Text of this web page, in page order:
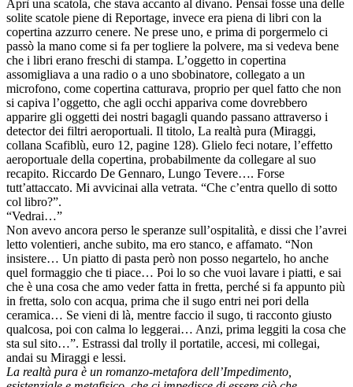
Aprì una scatola, che stava accanto al divano. Pensai fosse una delle
solite scatole piene di Reportage, invece era piena di libri con la
copertina azzurro cenere. Ne prese uno, e prima di porgermelo ci
passò la mano come si fa per togliere la polvere, ma si vedeva bene
che i libri erano freschi di stampa. L’oggetto in copertina
assomigliava a una radio o a uno sbobinatore, collegato a un
microfono, come copertina catturava, proprio per quel fatto che non
si capiva l’oggetto, che agli occhi appariva come dovrebbero
apparire gli oggetti dei nostri bagagli quando passano attraverso i
detector dei filtri aeroportuali. Il titolo, La realtà pura (Miraggi,
collana Scafiblù, euro 12, pagine 128). Glielo feci notare, l’effetto
aeroportuale della copertina, probabilmente da collegare al suo
recapito. Riccardo De Gennaro, Lungo Tevere…. Forse
tutt’attaccato. Mi avvicinai alla vetrata. “Che c’entra quello di sotto
col libro?”.
“Vedrai…”
Non avevo ancora perso le speranze sull’ospitalità, e dissi che l’avrei
letto volentieri, anche subito, ma ero stanco, e affamato. “Non
insistere… Un piatto di pasta però non posso negartelo, ho anche
quel formaggio che ti piace… Poi lo so che vuoi lavare i piatti, e sai
che è una cosa che amo veder fatta in fretta, perché si fa appunto più
in fretta, solo con acqua, prima che il sugo entri nei pori della
ceramica… Se vieni di là, mentre faccio il sugo, ti racconto giusto
qualcosa, poi con calma lo leggerai… Anzi, prima leggiti la cosa che
sta sul sito…”. Estrassi dal trolly il portatile, accesi, mi collegai,
andai su Miraggi e lessi.
La realtà pura è un romanzo-metafora dell’Impedimento,